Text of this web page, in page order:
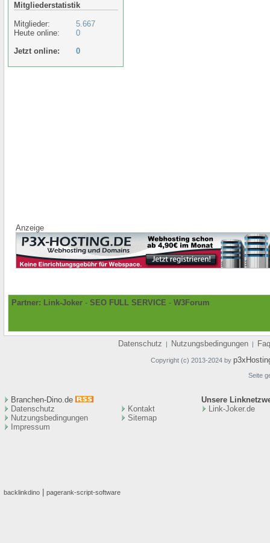
Mitgliederstatistik
Mitglieder:
Heute online:
5.667
0
Jetzt online:
0
Anzeige
Partner: Link-Joker - SEO FULL SERVICE - W3Forum
Datenschutz | Nutzungsbedingungen | Faq
Copyright (c) 2013-2024 by
Seite
Branchen-Dino.de
Unsere
Datenschutz
Nutzungsbedingungen
Impressum
Kontakt
Sitemap
Link-Joker.de
backlinkdino pagerank-script-software